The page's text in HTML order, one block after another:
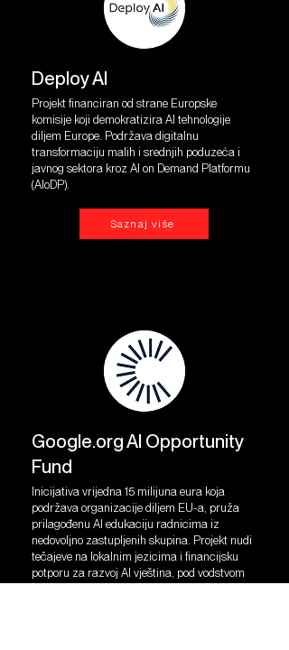
Deploy AI
Projekt financiran od strane Europske
komisije koji demokratizira AI tehnologije
diljem Europe. Podržava digitalnu
transformaciju malih i srednjih poduzeća i
javnog sektora kroz AI on Demand Platformu
(AIoDP).
Saznaj više
Google.org AI Opportunity
Fund
Inicijativa vrijedna 15 milijuna eura koja
podržava organizacije diljem EU-a, pruža
prilagođenu AI edukaciju radnicima iz
nedovoljno zastupljenih skupina. Projekt nudi
tečajeve na lokalnim jezicima i financijsku
potporu za razvoj AI vještina, pod vodstvom